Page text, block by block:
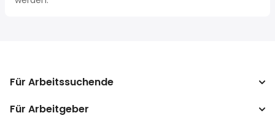
Für Arbeitssuchende
Jobs suchen
Für Arbeitgeber